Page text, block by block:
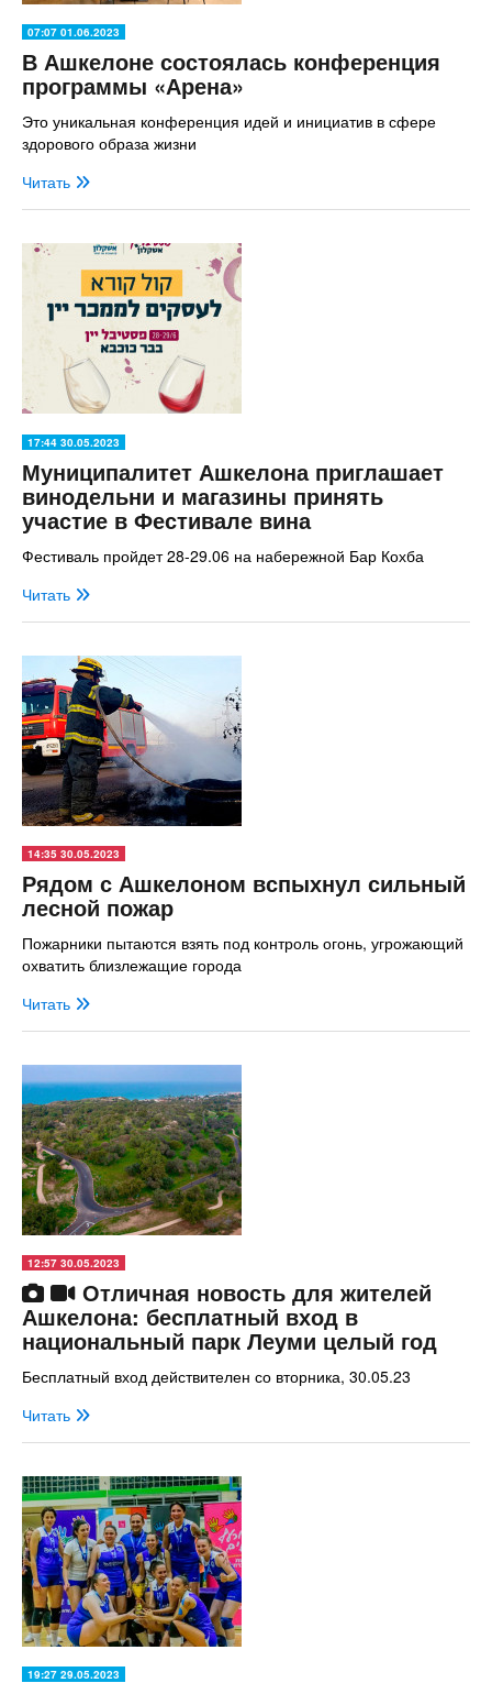
07:07 01.06.2023
В Ашкелоне состоялась конференция
программы «Арена»
Это уникальная конференция идей и инициатив в сфере
здорового образа жизни
Читать
17:44 30.05.2023
Муниципалитет Ашкелона приглашает
винодельни и магазины принять
участие в Фестивале вина
Фестиваль пройдет 28-29.06 на набережной Бар Кохба
Читать
14:35 30.05.2023
Рядом с Ашкелоном вспыхнул сильный
лесной пожар
Пожарники пытаются взять под контроль огонь, угрожающий
охватить близлежащие города
Читать
12:57 30.05.2023
Отличная новость для жителей
Ашкелона: бесплатный вход в
национальный парк Леуми целый год
Бесплатный вход действителен со вторника, 30.05.23
Читать
19:27 29.05.2023